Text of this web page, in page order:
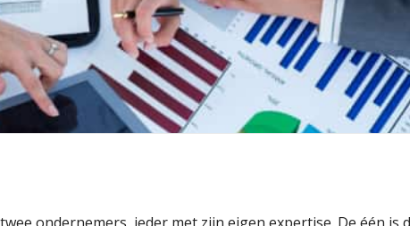
ondernemers, ieder met zijn eigen expertise. De één is